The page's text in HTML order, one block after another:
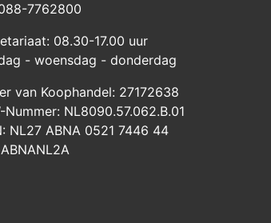
7762800
08.30-17.00 uur
- woensdag - donderdag
van Koophandel: 27172638
Nummer: NL8090.57.062.B.01
NL27 ABNA 0521 7446 44